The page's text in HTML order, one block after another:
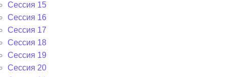
Сессия 15
Сессия 16
Сессия 17
Сессия 18
Сессия 19
Сессия 20